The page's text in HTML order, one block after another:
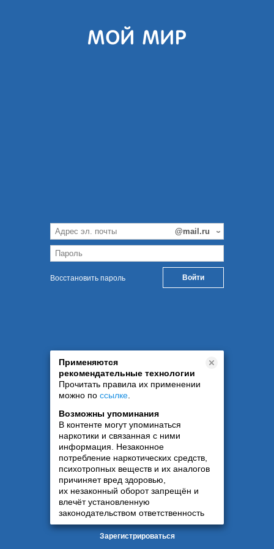
Восстановить пароль
Применяются
рекомендательные технологии
Прочитать правила их применении
можно по ссылке
Возможны упоминания
В контенте могут упоминаться
наркотики и связанная с ними
информация. Незаконное
потребление наркотических средств,
психотропных веществ и их аналогов
причиняет вред здоровью,
их незаконный оборот запрещён и
влечёт установленную
законодательством ответственность
Зарегистрироваться